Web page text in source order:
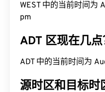
WEST 中的当前时间为
pm
ADT 区现在几点
ADT 中的当前时间为
源时区和目标时